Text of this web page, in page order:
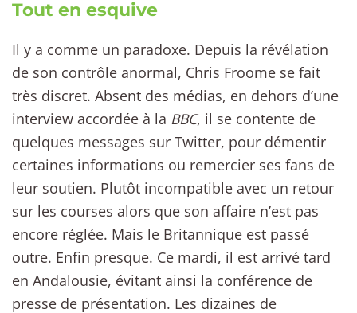
Tout en esquive
Il y a comme un paradoxe. Depuis la révélation
de son contrôle anormal, Chris Froome se fait
très discret. Absent des médias, en dehors d’une
interview accordée à la BBC, il se contente de
quelques messages sur Twitter, pour démentir
certaines informations ou remercier ses fans de
leur soutien. Plutôt incompatible avec un retour
sur les courses alors que son affaire n’est pas
encore réglée. Mais le Britannique est passé
outre. Enfin presque. Ce mardi, il est arrivé tard
en Andalousie, évitant ainsi la conférence de
presse de présentation. Les dizaines de